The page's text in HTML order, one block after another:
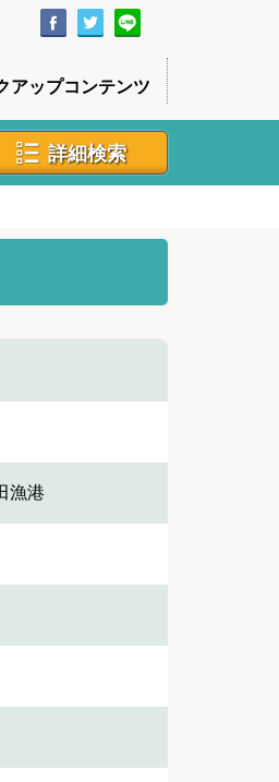
アップコンテンツ
詳細検索
漁港